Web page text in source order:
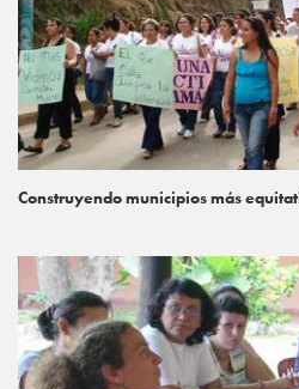
Construyendo municipios más